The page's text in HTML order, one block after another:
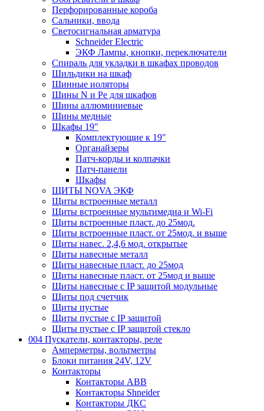
Перфорированные короба
Сальники, ввода
Светосигнальная арматура
Schneider Electric
ЭКФ Лампы, кнопки, переключатели
Спираль для укладки в шкафах проводов
Шильдики на шкаф
Шинные иоляторы
Шины N и Pe для шкафов
Шины аллюминиевые
Шины медные
Шкафы 19"
Комплектующие к 19"
Органайзеры
Патч-корды и колпачки
Патч-панели
Шкафы
ЩИТЫ NOVA ЭКФ
Щиты встроенные металл
Щиты встроенные мультимедиа и Wi-Fi
Щиты встроенные пласт. до 25мод.
Щиты встроенные пласт. от 25мод. и выше
Щиты навес. 2,4,6 мод. открытые
Щиты навесные металл
Щиты навесные пласт. до 25мод
Щиты навесные пласт. от 25мод и выше
Щиты навесные с IP защитой модульные
Щиты под счетчик
Щиты пустые
Щиты пустые с IP защитой
Щиты пустые с IP защитой стекло
004 Пускатели, контакторы, реле
Амперметры, вольтметры
Блоки питания 24V, 12V
Контакторы
Контакторы ABB
Контакторы Shneider
Контакторы ДКС